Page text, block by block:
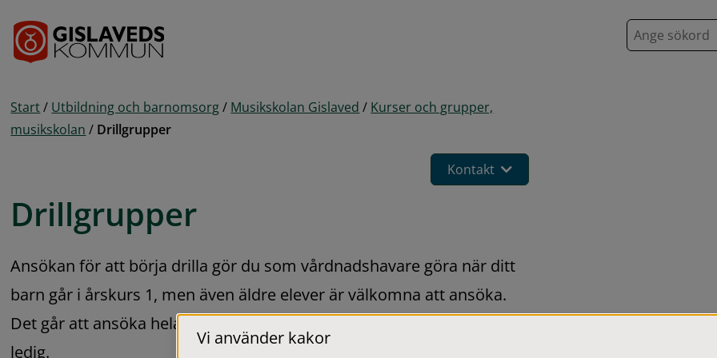
S
ö
Start / Utbildning och barnomsorg / Musikskolan Gislaved / Kurser och grupper,
musikskolan / Drillgrupper
Kontakt
Drillgrupper
Ansökan för att börja drilla gör du som vårdnadshavare göra när ditt
barn går i årskurs 1, men även äldre elever är välkomna att ansöka.
Det går att ansöka hela året och vi tar in elever så fort en plats blir
ledig.
Vi använder kakor